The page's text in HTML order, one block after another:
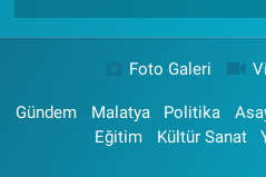
Foto Galeri
Gündem Malatya Politika
Eğitim
Kültür Sanat